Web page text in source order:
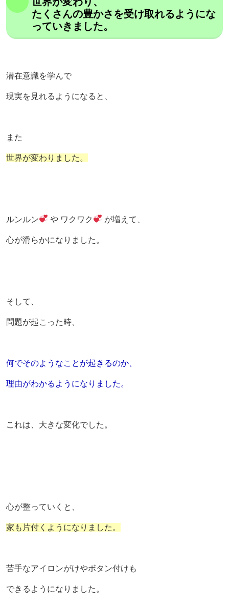
たくさんの豊かさを受け取れるようにな
っていきました。
潜在意識を学んで
現実を見れるようになると、
また
世界が変わりました。
ルンルン や ワクワク が増えて、
心が滑らかになりました。
そして、
問題が起こった時、
何でそのようなことが起きるのか、
理由がわかるようになりました。
これは、大きな変化でした。
心が整っていくと、
家も片付くようになりました。
苦手なアイロンがけやボタン付けも
できるようになりました。